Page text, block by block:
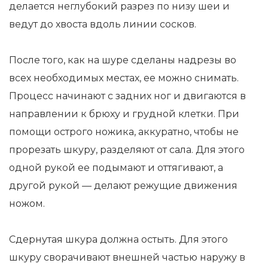
делается неглубокий разрез по низу шеи и
ведут до хвоста вдоль линии сосков.
После того, как на шуре сделаны надрезы во
всех необходимых местах, ее можно снимать.
Процесс начинают с задних ног и двигаются в
направлении к брюху и грудной клетки. При
помощи острого ножика, аккуратно, чтобы не
прорезать шкуру, разделяют от сала. Для этого
одной рукой ее подымают и оттягивают, а
другой рукой — делают режущие движения
ножом.
Сдернутая шкура должна остыть. Для этого
шкуру сворачивают внешней частью наружу в